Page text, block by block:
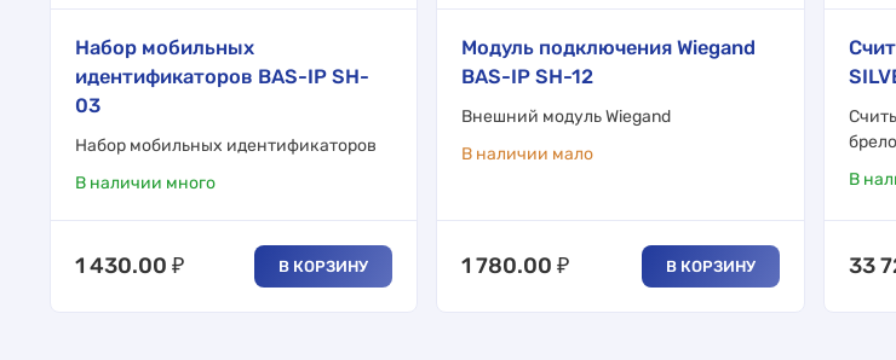
Набор мобильных
идентификаторов BAS-IP SH-
03
Набор мобильных идентификаторов
В наличии много
1 430.00 ₽ В КОРЗИНУ
Модуль подключения Wiegand
BAS-IP SH-12
Внешний модуль Wiegand
В наличии мало
1 780.00 ₽ В КОРЗИНУ
В
33